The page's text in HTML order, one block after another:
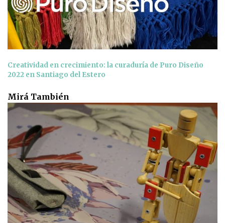
Creatividad en crecimiento: la curaduría de Puro Diseño
2022 en Santiago del Estero
Mirá También